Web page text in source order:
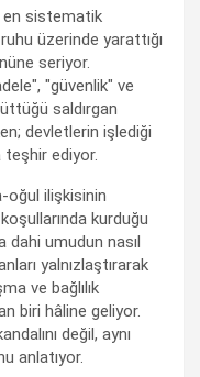
en sistematik
üzerinde yarattığı
seriyor.
"güvenlik" ve
saldırgan
devletlerin işlediği
teşhir ediyor.
oğul ilişkisinin
kurduğu
dahi umudun nasıl
yalnızlaştırarak
ve bağlılık
biri hâline geliyor.
değil, aynı
anlatıyor.